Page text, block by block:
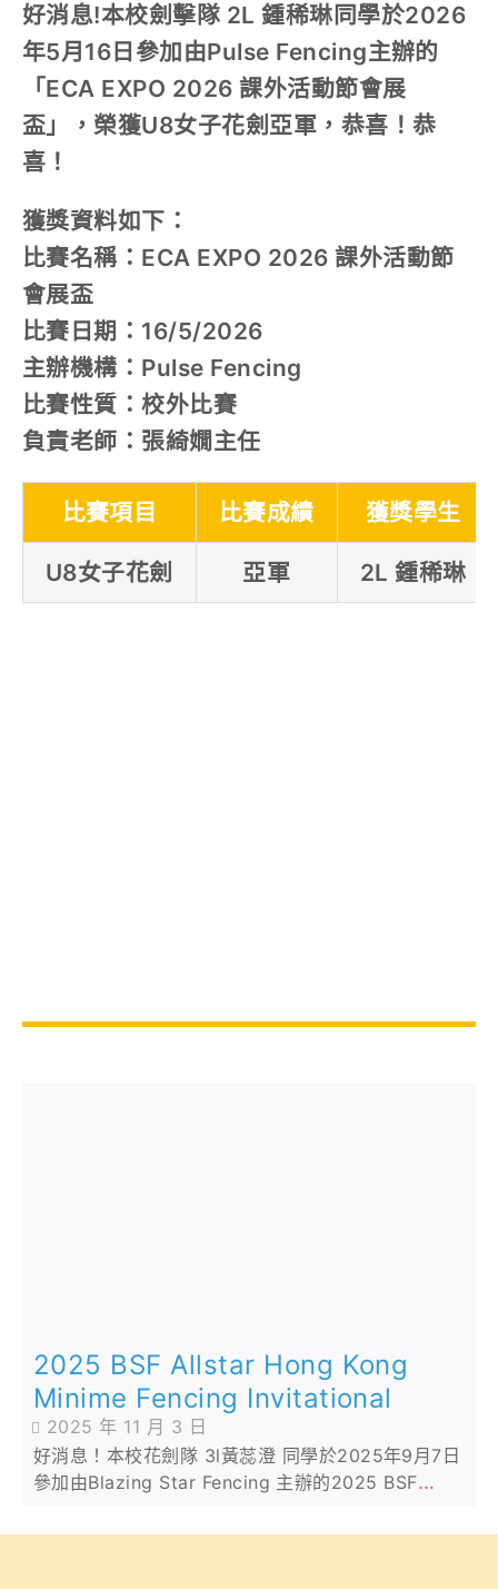
好消息!本校劍擊隊 2L 鍾稀琳同學於2026
年5月16日參加由Pulse Fencing主辦的
「ECA EXPO 2026 課外活動節會展
盃」，榮獲U8女子花劍亞軍，恭喜！恭
喜！
獲獎資料如下：
比賽名稱：ECA EXPO 2026 課外活動節
會展盃
比賽日期：16/5/2026
主辦機構：Pulse Fencing
比賽性質：校外比賽
負責老師：張綺嫺主任
比賽項目 比賽成績 獲獎學生
U8女子花劍 亞軍 2L 鍾稀琳
2025 BSF Allstar Hong Kong
Minime Fencing Invitational
2025 年 11 月 3 日
好消息！本校花劍隊 3l黃蕊澄 同學於2025年9月7日
參加由Blazing Star Fencing 主辦的2025 BSF